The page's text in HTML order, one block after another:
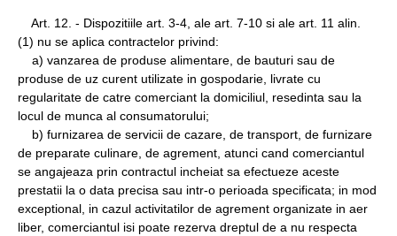
Art. 12. - Dispozitiile art. 3-4, ale art. 7-10 si ale art. 11 alin.
(1) nu se aplica contractelor privind:
a) vanzarea de produse alimentare, de bauturi sau de
produse de uz curent utilizate in gospodarie, livrate cu
regularitate de catre comerciant la domiciliul, resedinta sau la
locul de munca al consumatorului;
b) furnizarea de servicii de cazare, de transport, de furnizare
de preparate culinare, de agrement, atunci cand comerciantul
se angajeaza prin contractul incheiat sa efectueze aceste
prestatii la o data precisa sau intr-o perioada specificata; in mod
exceptional, in cazul activitatilor de agrement organizate in aer
liber, comerciantul isi poate rezerva dreptul de a nu respecta